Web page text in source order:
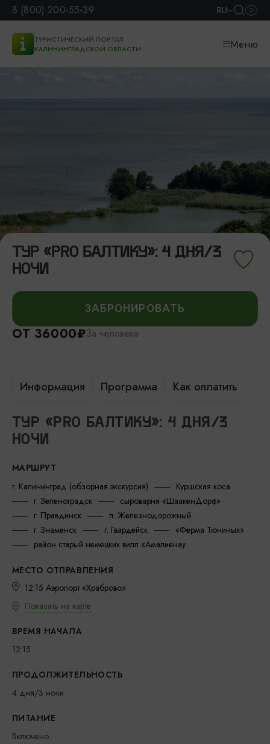
8 (800) 200-55-39 RU
ТУРИСТИЧЕСКИЙ ПОРТАЛ
КАЛИНИНГРАДСКОЙ ОБЛАСТИ
Меню
ТУР «PRO БАЛТИКУ»: 4 ДНЯ/3
НОЧИ
ЗАБРОНИРОВАТЬ
ОТ 36000₽За человека
Информация Программа Как оплатить
ТУР «PRO БАЛТИКУ»: 4 ДНЯ/3
НОЧИ
МАРШРУТ
г. Калининград (обзорная экскурсия)
Куршская коса
г. Зеленоградск
сыроварня «ШаакенДорф»
г. Правдинск
п. Железнодорожный
г. Знаменск
г. Гвардейск
«Ферма Тюниных»
район старый немецких вилл «Амалиенау
МЕСТО ОТПРАВЛЕНИЯ
12:15 Аэропорт «Храброво»
Показать на карте
ВРЕМЯ НАЧАЛА
12:15
ПРОДОЛЖИТЕЛЬНОСТЬ
4 дня/3 ночи
ПИТАНИЕ
Включено